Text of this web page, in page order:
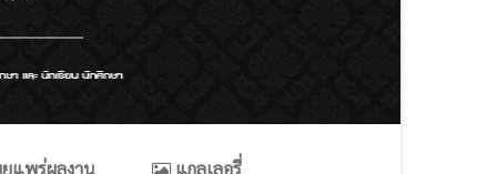
ยแพร่ผลงาน แกลเลอรี่